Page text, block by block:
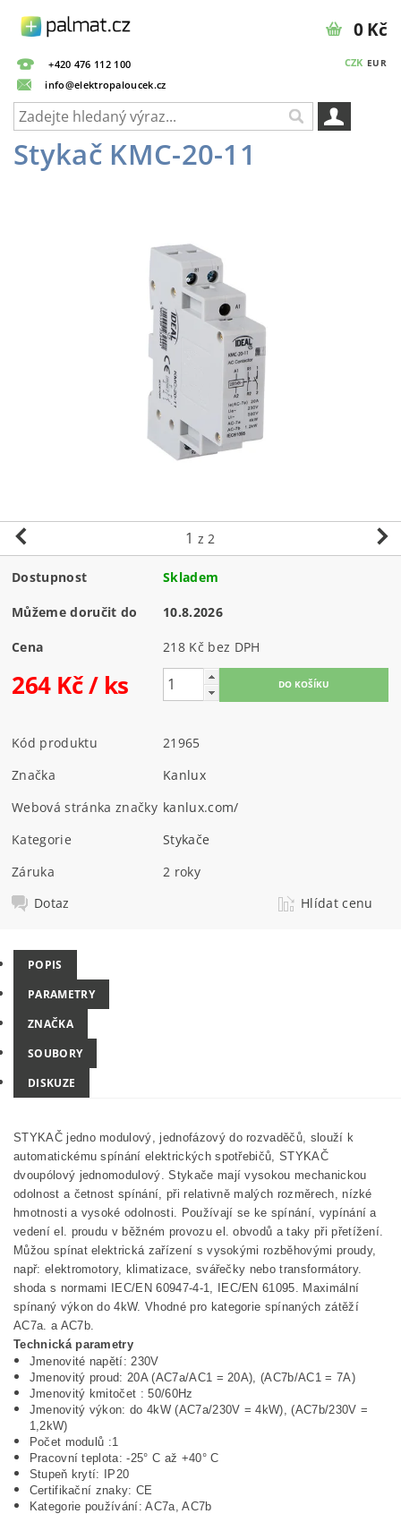
+420 476 112 100
info@elektropaloucek.cz
CZK EUR
0 Kč
Stykač KMC-20-11
1 z 2
Dostupnost Skladem
Můžeme doručit do 10.8.2026
Cena 218 Kč bez DPH
264 Kč/ ks
Kód produktu
21965
Značka
Kanlux
Webová stránka značky kanlux.com/
Kategorie
Stykače
Záruka
2 roky
Dotaz
Hlídat cenu
POPIS
PARAMETRY
ZNAČKA
SOUBORY
DISKUZE
STYKAČ jedno modulový, jednofázový do rozvaděčů, slouží k
automatickému spínání elektrických spotřebičů, STYKAČ
dvoupólový jednomodulový. Stykače mají vysokou mechanickou
odolnost a četnost spínání, při relativně malých rozměrech, nízké
hmotnosti a vysoké odolnosti. Používají se ke spínání, vypínání a
vedení el. proudu v běžném provozu el. obvodů a taky při přetížení.
Můžou spínat elektrická zařízení s vysokými rozběhovými proudy,
např: elektromotory, klimatizace, svářečky nebo transformátory.
shoda s normami IEC/EN 60947-4-1, IEC/EN 61095. Maximální
spínaný výkon do 4kW. Vhodné pro kategorie spínaných zátěží
AC7a. a AC7b.
Technická parametry
Jmenovité napětí: 230V
Jmenovitý proud: 20A (AC7a/AC1 = 20A), (AC7b/AC1 = 7A)
Jmenovitý kmitočet : 50/60Hz
Jmenovitý výkon: do 4kW (AC7a/230V = 4kW), (AC7b/230V =
1,2kW)
Počet modulů :1
Pracovní teplota: -25° C až +40° C
Stupeň krytí: IP20
Certifikační znaky: CE
Kategorie používání: AC7a, AC7b